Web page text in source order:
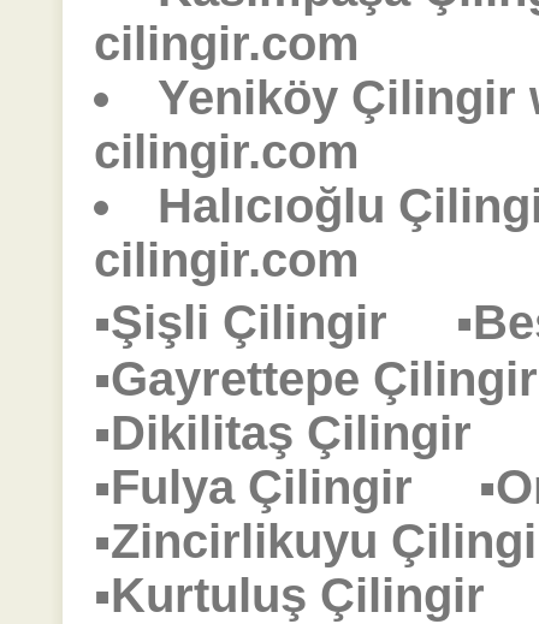
cilingir.com
Yeniköy Çilingir
cilingir.com
Halıcıoğlu
cilingir.com
▪Şişli Çilingir
▪Gayrettepe
▪Dikilitaş Çilingir
▪Fulya Çilingir
▪Zincirlikuyu
▪Kurtuluş